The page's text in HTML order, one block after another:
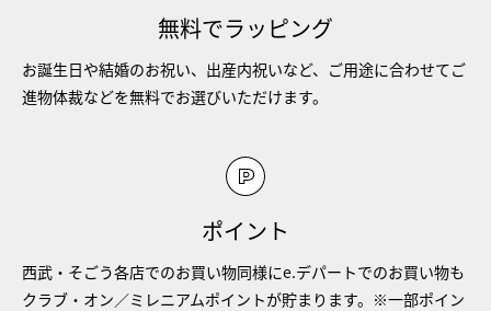
無料でラッピング
お誕生日や結婚のお祝い、出産内祝いなど、ご用途に合わせてご
進物体裁などを無料でお選びいただけます。
ポイント
西武・そごう各店でのお買い物同様にe.デパートでのお買い物も
クラブ・オン／ミレニアムポイントが貯まります。※一部ポイン